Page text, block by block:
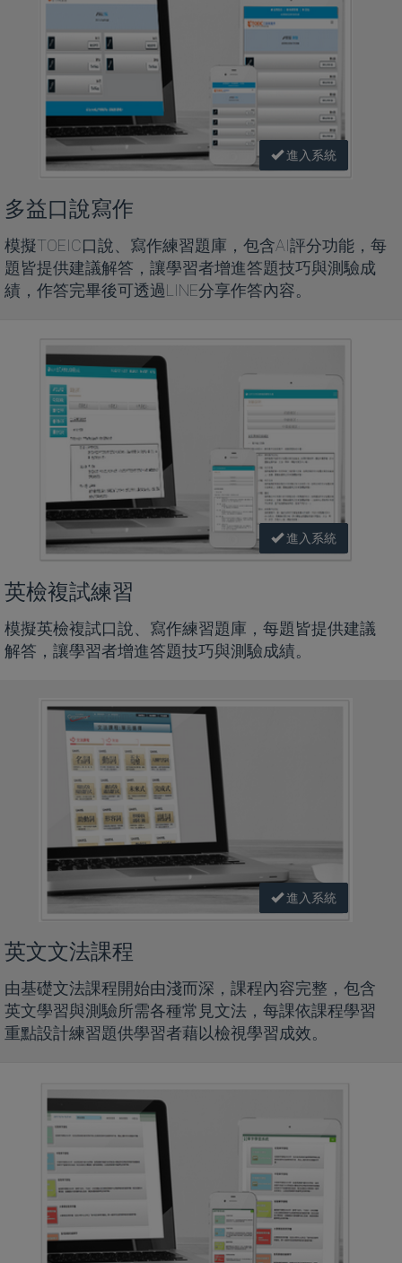
進入系統
多益口說寫作
模擬TOEIC口說、寫作練習題庫，包含AI評分功能，每
題皆提供建議解答，讓學習者增進答題技巧與測驗成
績，作答完畢後可透過LINE分享作答內容。
進入系統
英檢複試練習
模擬英檢複試口說、寫作練習題庫，每題皆提供建議
解答，讓學習者增進答題技巧與測驗成績。
進入系統
英文文法課程
由基礎文法課程開始由淺而深，課程內容完整，包含
英文學習與測驗所需各種常見文法，每課依課程學習
重點設計練習題供學習者藉以檢視學習成效。